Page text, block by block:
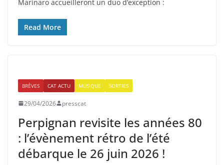
b
o
Marinaro accueilleront un duo d’exception :
Read More
BRÈVES CAT ACTU MUSIQUE SORTIES
29/04/2026 presscat
Perpignan revisite les années 80
: l’évènement rétro de l’été
débarque le 26 juin 2026 !